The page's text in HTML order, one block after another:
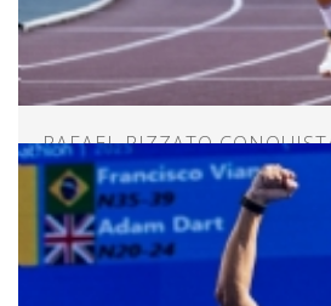
RAFAEL RIZZATO
ABERTURA DO MUNDIAL